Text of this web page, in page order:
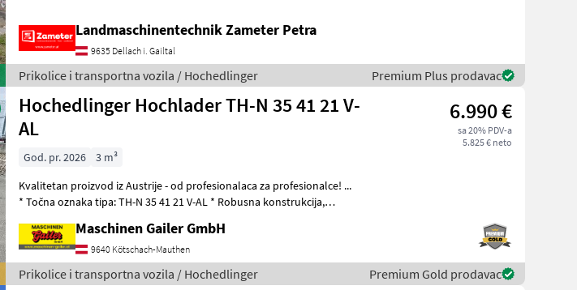
Landmaschinentechnik Zameter Petra
9635 Dellach i. Gailtal
Prikolice i transportna vozila / Hochedlinger Premium Plus prodavac
Hochedlinger Hochlader TH-N 35 41 21 V-
AL
6.990 €
sa 20% PDV-a
5.825 € neto
God. pr. 2026
3 m³
Kvalitetan proizvod iz Austrije - od profesionalaca za profesionalce! ...
* Točna oznaka tipa: TH-N 35 41 21 V-AL * Robusna konstrukcija,
Maschinen Gailer GmbH
9640 Kötschach-Mauthen
Prikolice i transportna vozila / Hochedlinger Premium Gold prodavac